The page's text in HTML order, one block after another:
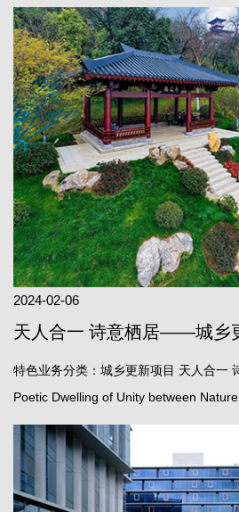
2024-02-06
天人合一 诗意栖居——城乡
特色业务分类：城乡更新项目 天人合
Poetic Dwelling of Unity between Nature